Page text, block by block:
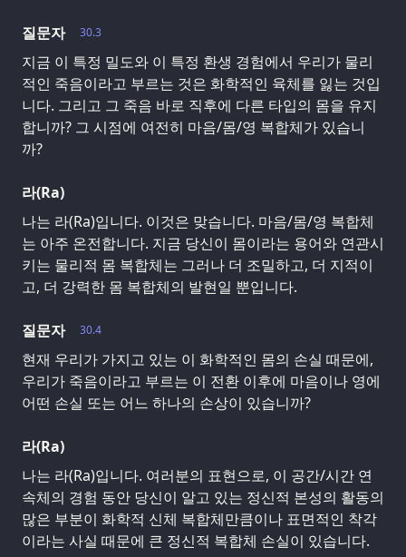
30.3
질문자
지금 이 특정 밀도와 이 특정 환생 경험에서 우리가 물리
적인 죽음이라고 부르는 것은 화학적인 육체를 잃는 것입
니다. 그리고 그 죽음 바로 직후에 다른 타입의 몸을 유지
합니까? 그 시점에 여전히 마음/몸/영 복합체가 있습니
까?
라(Ra)
나는 라(Ra)입니다. 이것은 맞습니다. 마음/몸/영 복합체
는 아주 온전합니다. 지금 당신이 몸이라는 용어와 연관시
키는 물리적 몸 복합체는 그러나 더 조밀하고, 더 지적이
고, 더 강력한 몸 복합체의 발현일 뿐입니다.
30.4
질문자
현재 우리가 가지고 있는 이 화학적인 몸의 손실 때문에,
우리가 죽음이라고 부르는 이 전환 이후에 마음이나 영에
어떤 손실 또는 어느 하나의 손상이 있습니까?
라(Ra)
나는 라(Ra)입니다. 여러분의 표현으로, 이 공간/시간 연
속체의 경험 동안 당신이 알고 있는 정신적 본성의 활동의
많은 부분이 화학적 신체 복합체만큼이나 표면적인 착각
이라는 사실 때문에 큰 정신적 복합체 손실이 있습니다.